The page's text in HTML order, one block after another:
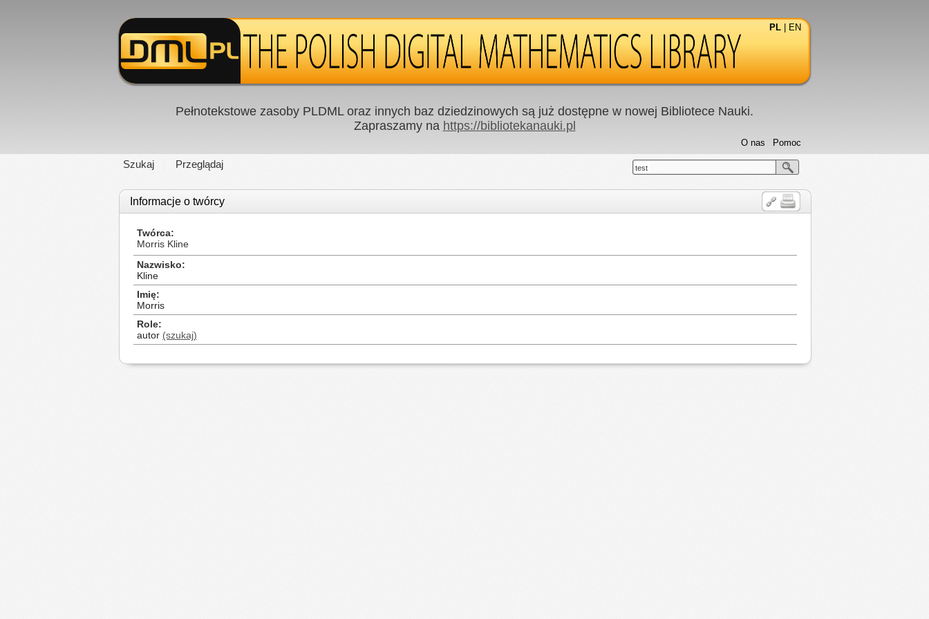
PL EN
Pełnotekstowe zasoby PLDML oraz innych baz dziedzinowych są już dostępne w nowej Bibliotece Nauki.
Zapraszamy na https://bibliotekanauki.pl
Szukaj Przeglądaj
Pomoc
O nas
test
Informacje o twórcy
Twórca
Morris Kline
Nazwisko
Kline
Imię
Morris
Role
autor (szukaj)